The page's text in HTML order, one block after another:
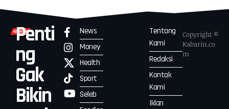
Penti
ng
Gak
Bikin
News
Money
Health
Sport
Seleb
Tentang
Kami
Redaksi
Kontak
Kami
Iklan
Copyright ©
Kabarin.co
m